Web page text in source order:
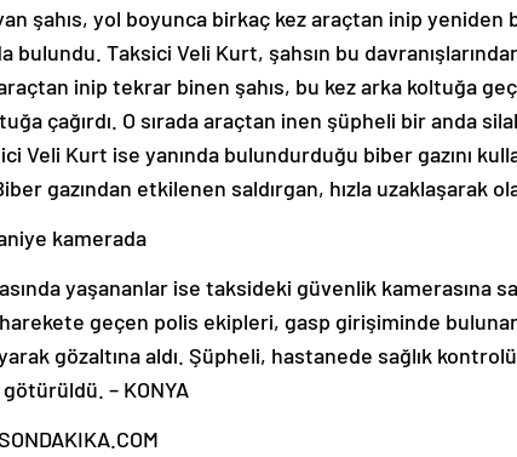
şahıs, yol boyunca birkaç kez araçtan inip
bulundu. Taksici Veli Kurt, şahsın bu
inip tekrar binen şahıs, bu kez arka koltuğa
çağırdı. O sırada araçtan inen şüpheli bir anda
Veli Kurt ise yanında bulundurduğu biber gazını
gazından etkilenen saldırgan, hızla uzaklaşarak
kamerada
yaşananlar ise taksideki güvenlik kamerasına
harekete geçen polis ekipleri, gasp girişiminde
gözaltına aldı. Şüpheli, hastanede sağlık
– KONYA